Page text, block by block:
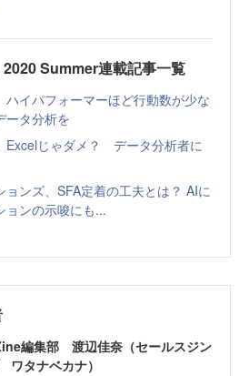
Summer連載記事一覧
イパフォーマーほど行動数が少な
タ分析を
Excelじゃダメ？ データ分析者に
ョンズ、SFA定着の工夫とは？ AIに
ョンの示唆にも...
編集部 渡辺佳奈（セールスジン
タナベカナ）